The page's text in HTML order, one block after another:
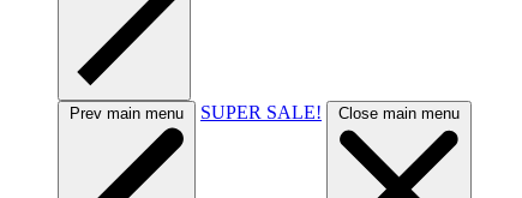
Prev main menu SUPER SALE! Close main menu